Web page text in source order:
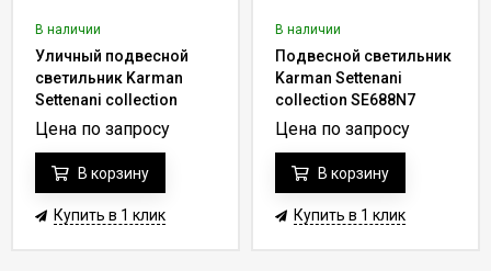
В наличии
Уличный подвесной
светильник Karman
Settenani collection
SE683N3-EXT
Цена по запросу
В корзину
Купить в 1 клик
В наличии
Подвесной светильник
Karman Settenani
collection SE688N7
Цена по запросу
В корзину
Купить в 1 клик